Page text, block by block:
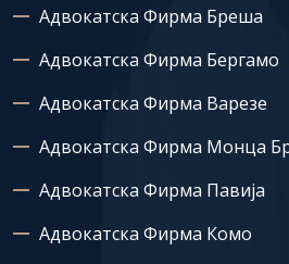
Адвокатска Фирма Бреша
Адвокатска Фирма Бергамо
Адвокатска Фирма Варезе
Адвокатска Фирма Монца
Адвокатска Фирма Павија
Адвокатска Фирма Комо